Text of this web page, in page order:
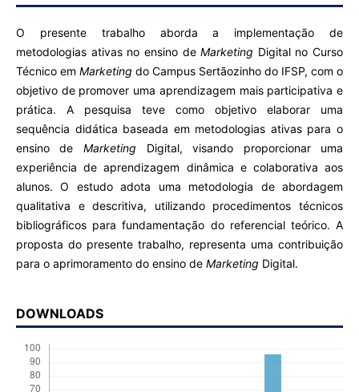
O presente trabalho aborda a implementação de
metodologias ativas no ensino deMarketing Digital no Curso
Técnico em Marketing do Campus Sertãozinho do IFSP, com o
objetivo de promover uma aprendizagem mais participativa e
prática. A pesquisa teve como objetivo elaborar uma
sequência didática baseada em metodologias ativas para o
ensino de Marketing Digital, visando proporcionar uma
experiência de aprendizagem dinâmica e colaborativa aos
alunos. O estudo adota uma metodologia de abordagem
qualitativa e descritiva, utilizando procedimentos técnicos
bibliográficos para fundamentação do referencial teórico. A
proposta do presente trabalho, representa uma contribuição
para o aprimoramento do ensino de Marketing Digital.
DOWNLOADS